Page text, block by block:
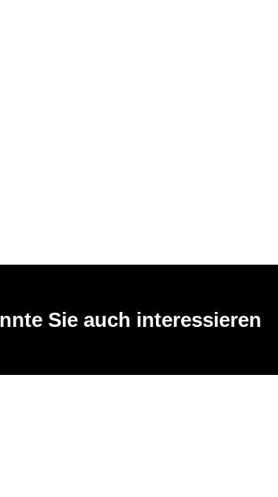
Sie auch interessieren